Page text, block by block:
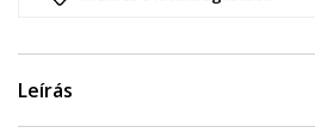
Leírás